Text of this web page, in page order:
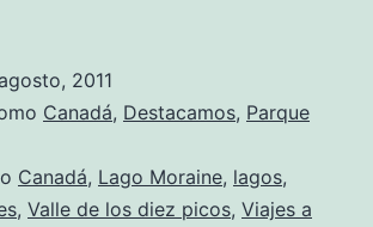
2011
Canadá, Destacamos, Parque
Canadá, Lago Moraine, lagos,
, Valle de los diez picos, Viajes a